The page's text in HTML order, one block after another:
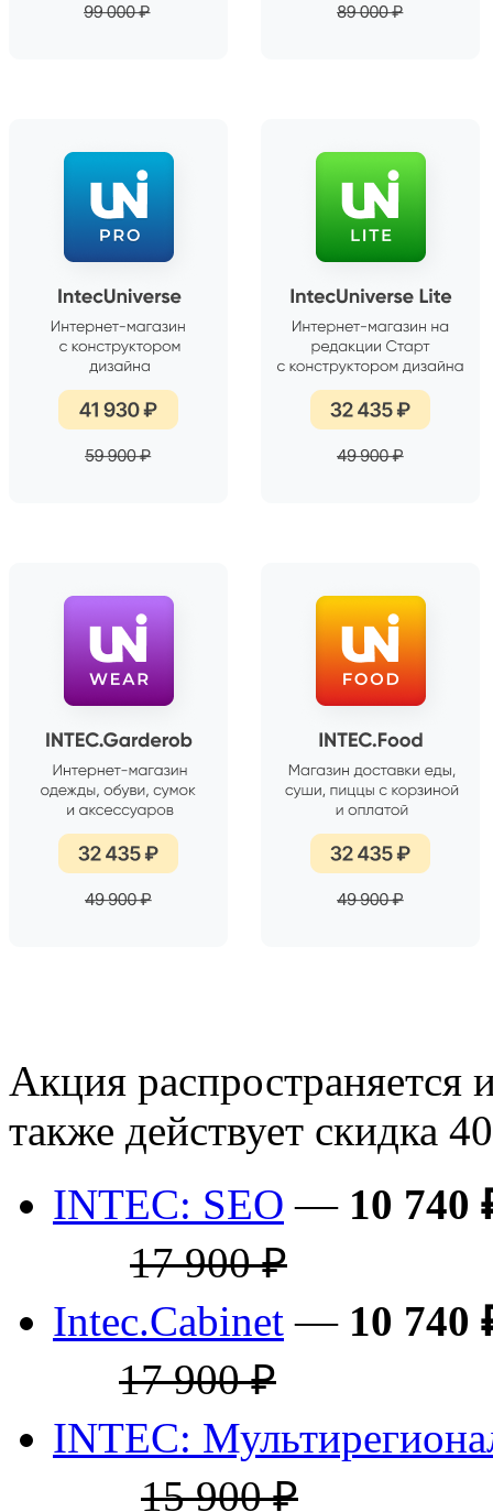
Акция
также действует скидка
INTEC: SEO — 10 740
17 900 ₽
Intec.Cabinet — 10 740
17 900 ₽
INTEC:
15 900 ₽